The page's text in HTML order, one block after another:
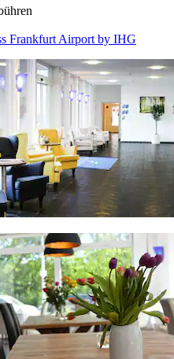
Frankfurt Airport by IHG